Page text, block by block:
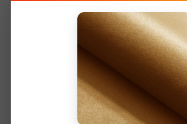
Tkanina meblowa LA ciemny
brąz koordynat